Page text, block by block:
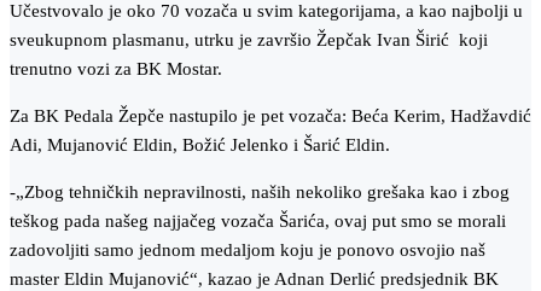
Učestvovalo je oko 70 vozača u svim kategorijama, a kao najbolji u
sveukupnom plasmanu, utrku je završio Žepčak Ivan Širić koji
trenutno vozi za BK Mostar.
Za BK Pedala Žepče nastupilo je pet vozača: Beća Kerim, Hadžavdić
Adi, Mujanović Eldin, Božić Jelenko i Šarić Eldin.
-„Zbog tehničkih nepravilnosti, naših nekoliko grešaka kao i zbog
teškog pada našeg najjačeg vozača Šarića, ovaj put smo se morali
zadovoljiti samo jednom medaljom koju je ponovo osvojio naš
master Eldin Mujanović“, kazao je Adnan Derlić predsjednik BK